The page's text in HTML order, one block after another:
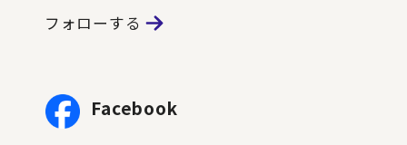
フォローする
Facebook